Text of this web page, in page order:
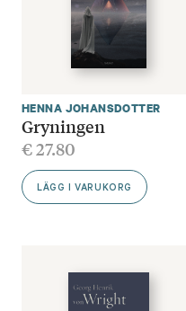
HENNA JOHANSDOTTER
Gryningen
€27.80
LÄGG I VARUKORG